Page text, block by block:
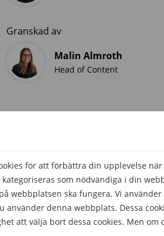
för att förbättra din upplevelse
kategoriseras som nödvändiga i din
webbplatsen ska fungera. Vi
använder denna webbplats. Dessa
att välja bort dessa cookies. Men
Granskad av
Malin Almroth
Head of Content